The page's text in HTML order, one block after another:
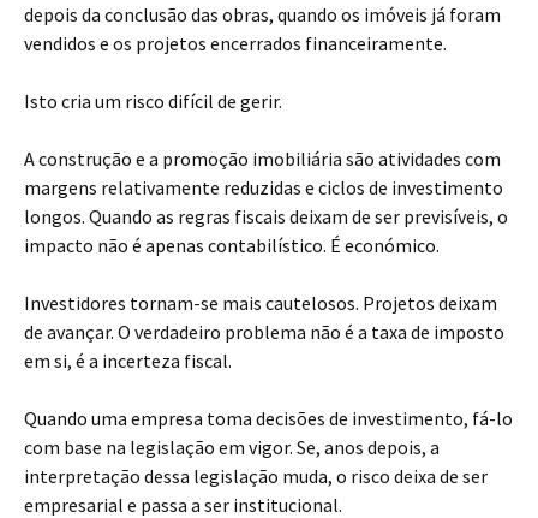
depois da conclusão das obras, quando os imóveis já foram
vendidos e os projetos encerrados financeiramente.
Isto cria um risco difícil de gerir.
A construção e a promoção imobiliária são atividades com
margens relativamente reduzidas e ciclos de investimento
longos. Quando as regras fiscais deixam de ser previsíveis, o
impacto não é apenas contabilístico. É económico.
Investidores tornam-se mais cautelosos. Projetos deixam
de avançar. O verdadeiro problema não é a taxa de imposto
em si, é a incerteza fiscal.
Quando uma empresa toma decisões de investimento, fá-lo
com base na legislação em vigor. Se, anos depois, a
interpretação dessa legislação muda, o risco deixa de ser
empresarial e passa a ser institucional.